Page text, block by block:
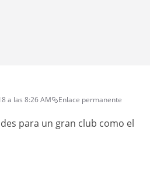
a las 8:26 AM Enlace permanente
para un gran club como el